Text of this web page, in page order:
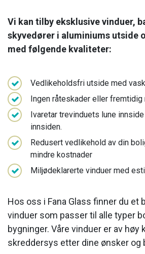
​Vi kan tilby eksklusive vinduer,
skyvedører i aluminiums utside
med følgende kvaliteter:
Vedlikeholdsfri utside med
Ingen råteskader eller fremtidig
Ivaretar trevinduets lune
innsiden.
Redusert vedlikehold av din
mindre kostnader
Miljødeklarerte vinduer med
Hos oss i Fana Glass finner du et
vinduer som passer til alle typer
bygninger. Våre vinduer er av høy
skreddersys etter dine ønsker og